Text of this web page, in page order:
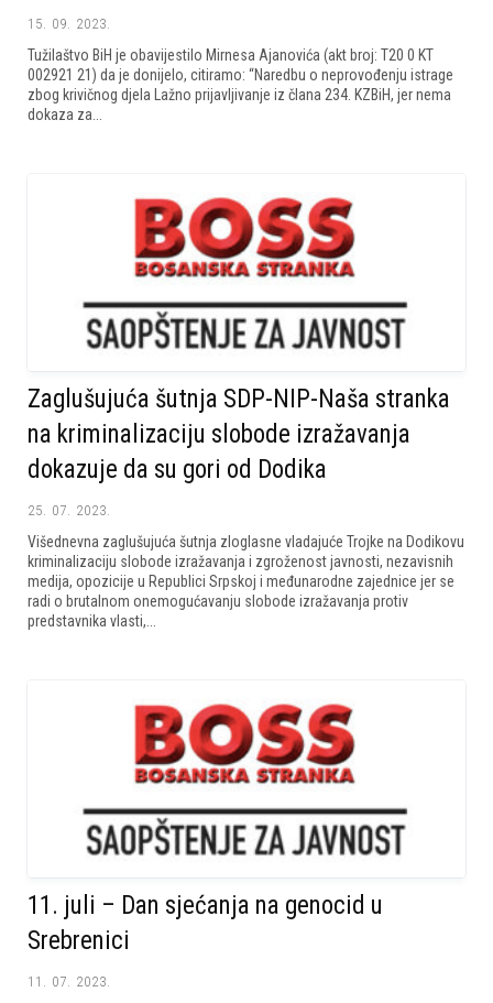
15. 09. 2023.
Tužilaštvo BiH je obavijestilo Mirnesa Ajanovića (akt broj: T20 0 KT
002921 21) da je donijelo, citiramo: “Naredbu o neprovođenju istrage
zbog krivičnog djela Lažno prijavljivanje iz člana 234. KZBiH, jer nema
dokaza za...
Zaglušujuća šutnja SDP-NIP-Naša stranka
na kriminalizaciju slobode izražavanja
dokazuje da su gori od Dodika
25. 07. 2023.
Višednevna zaglušujuća šutnja zloglasne vladajuće Trojke na Dodikovu
kriminalizaciju slobode izražavanja i zgroženost javnosti, nezavisnih
medija, opozicije u Republici Srpskoj i međunarodne zajednice jer se
radi o brutalnom onemogućavanju slobode izražavanja protiv
predstavnika vlasti,...
11. juli – Dan sjećanja na genocid u
Srebrenici
11. 07. 2023.